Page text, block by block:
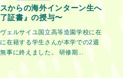
からの海外インターン生へ
了証書』の授与〜
ェルサイユ国立高等造園学校に在
在籍する学生さんが本学での2週
事に終えました。 研修期...